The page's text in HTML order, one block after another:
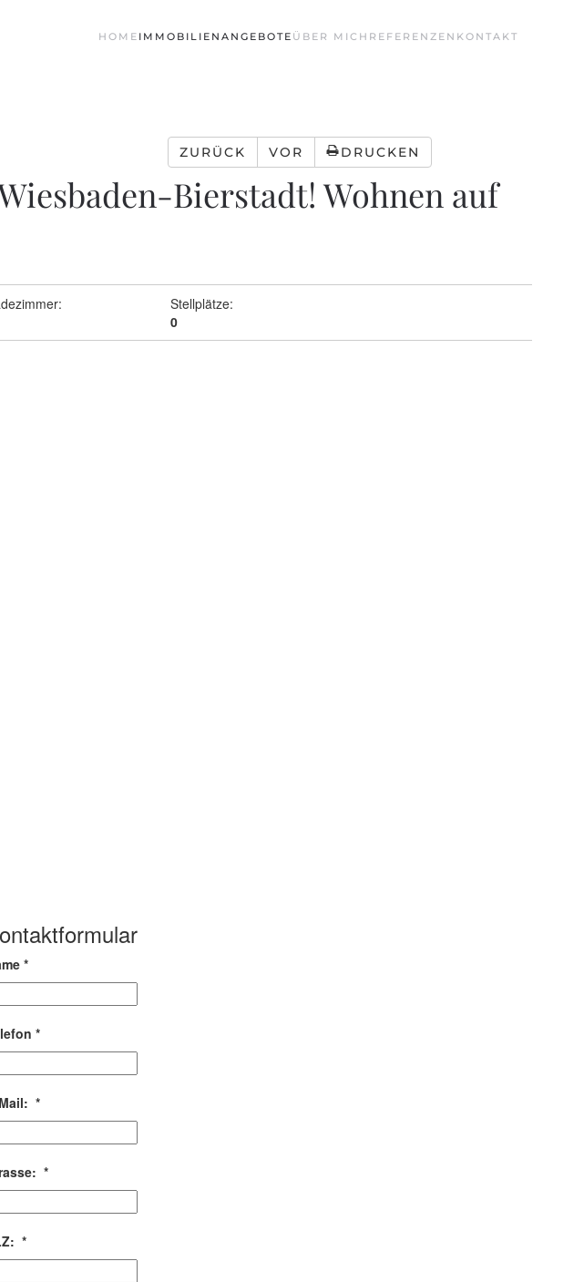
HOME IMMOBILIENANGEBOTE ÜBER MICH REFERENZEN KONTAKT
ZURÜCK VOR DRUCKEN
Bierstadt! Wohnen auf
Stellplätze:
0
*
*
*
*
*